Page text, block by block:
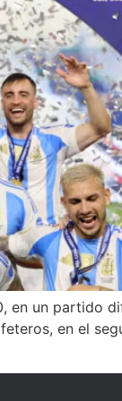
en un partido
en el